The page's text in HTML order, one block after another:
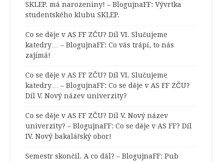
SKLEP. má narozeniny! – BlogujnaFF: Vývrtka
studentského klubu SKLEP.
Co se děje v AS FF ZČU? Díl VI. Slučujeme
katedry… – BlogujnaFF: Co vás trápí, to nás
zajímá!
Co se děje v AS FF ZČU? Díl VI. Slučujeme
katedry… – BlogujnaFF: Co se děje v AS FF ZČU?
Díl V. Nový název univerzity?
Co se děje v AS FF ZČU? Díl V. Nový název
univerzity? – BlogujnaFF: Co se děje v AS FF? Díl
IV. Nový bakalářský obor!
Semestr skončil. A co dál? – BlogujnaFF: Pub